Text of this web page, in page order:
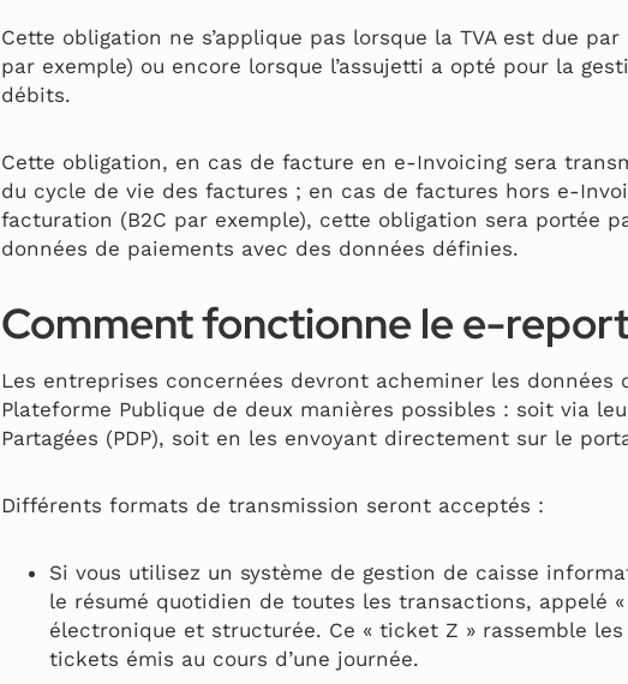
Cette obligation ne s’applique pas lorsque la TVA est due
par exemple) ou encore lorsque l’assujetti a opté pour la
débits.
Cette obligation, en cas de facture en e-Invoicing sera
du cycle de vie des factures ; en cas de factures hors e-
facturation (B2C par exemple), cette obligation sera portée
données de paiements avec des données définies.
Comment fonctionne le e-
Les entreprises concernées devront acheminer les données
Plateforme Publique de deux manières possibles : soit via
Partagées (PDP), soit en les envoyant directement sur le
Différents formats de transmission seront acceptés :
Si vous utilisez un système de gestion de caisse
le résumé quotidien de toutes les transactions, appelé
électronique et structurée. Ce « ticket Z » rassemble
tickets émis au cours d’une journée.